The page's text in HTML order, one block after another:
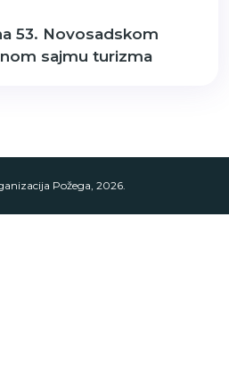
53. Novosadskom
sajmu turizma
Požega, 2026.